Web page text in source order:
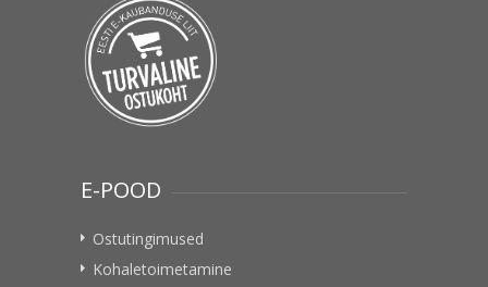
E-POOD
Ostutingimused
Kohaletoimetamine